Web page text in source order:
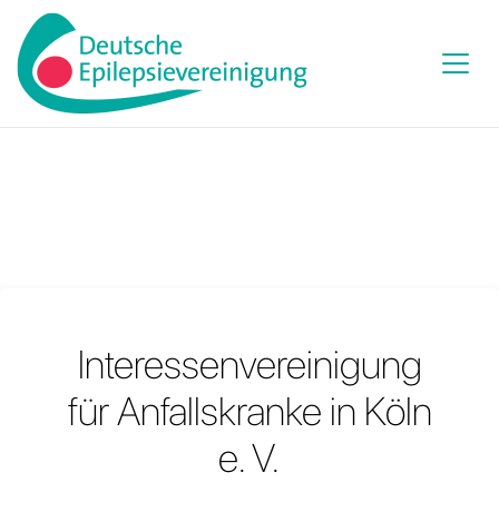
Interessenvereinigung
für Anfallskranke in Köln
e. V.